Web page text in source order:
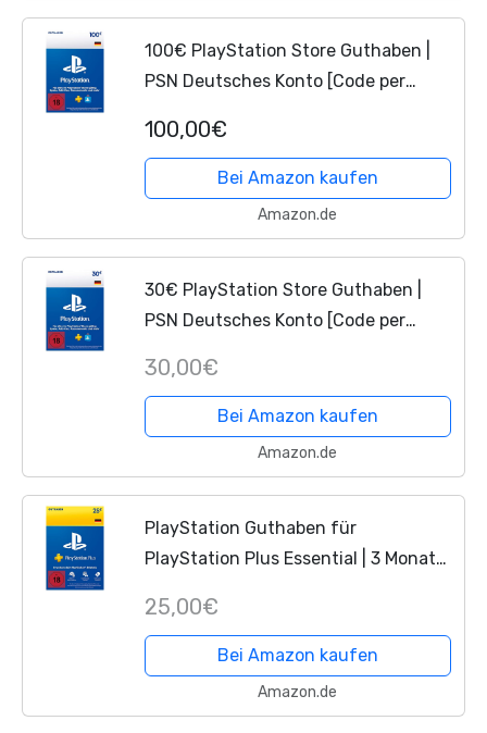
100€ PlayStation Store Guthaben |
PSN Deutsches Konto [Code per
100,00€
Bei Amazon kaufen
Amazon.de
30€ PlayStation Store Guthaben |
PSN Deutsches Konto [Code per
30,00€
Bei Amazon kaufen
Amazon.de
PlayStation Guthaben für
PlayStation Plus Essential | 3 Monate |
PSN deutsches Konto
25,00€
Bei Amazon kaufen
Amazon.de